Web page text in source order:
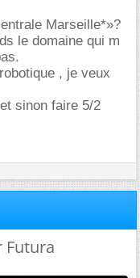
Marseille*»?
le domaine qui m
, je veux
sinon faire 5/2
Futura